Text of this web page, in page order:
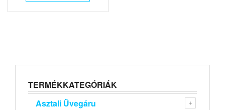
TERMÉKKATEGÓRIÁK
Asztali Üvegáru